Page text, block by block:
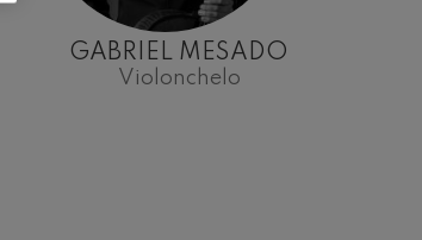
GABRIEL MESADO
Violonchelo